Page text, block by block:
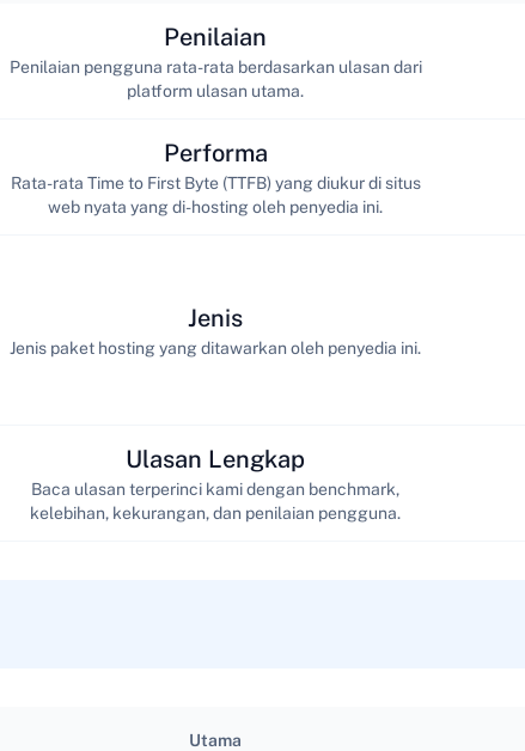
Penilaian
Penilaian pengguna rata-rata berdasarkan ulasan dari
platform ulasan utama.
Performa
Rata-rata Time to First Byte (TTFB) yang diukur di situs
web nyata yang di-hosting oleh penyedia ini.
Jenis
Jenis paket hosting yang ditawarkan oleh penyedia ini.
Ulasan Lengkap
Baca ulasan terperinci kami dengan benchmark,
kelebihan, kekurangan, dan penilaian pengguna.
Utama